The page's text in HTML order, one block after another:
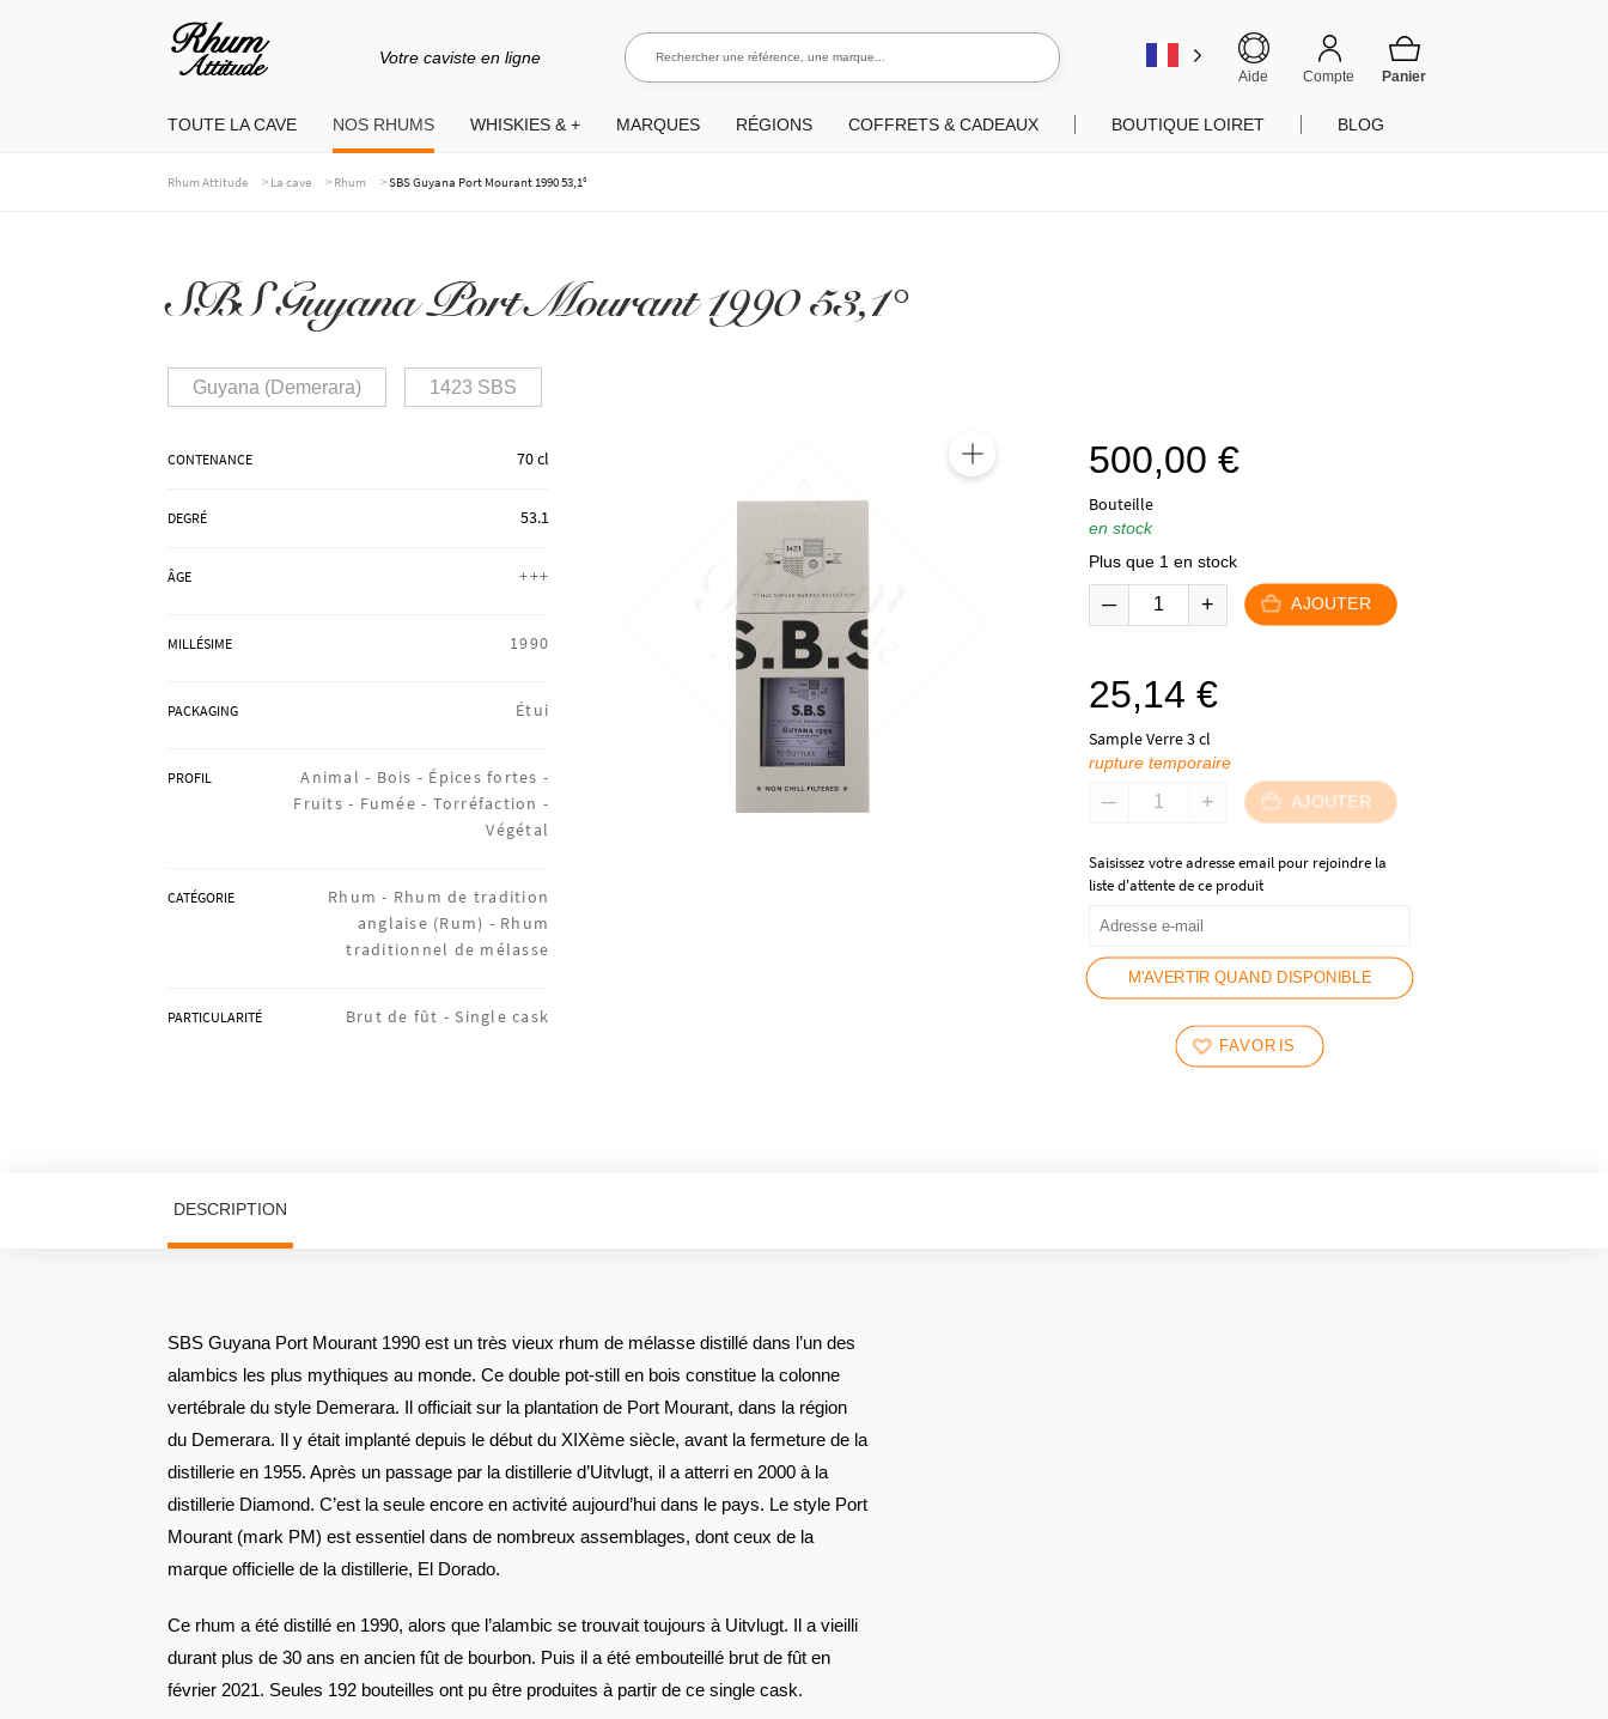
Aller
la
Aller
contenu
Votre caviste en ligne
Aide Compte
Rechercher une référence, une marque...
Rechercher
TOUTE LA CAVE NOS RHUMS WHISKIES & + MARQUES RÉGIONS COFFRETS & CADEAUX BOUTIQUE LOIRET BLOG
Rhum Attitude > La cave > Rhum >SBS Guyana Port Mourant 1990 53,1°
SBS Guyana Port Mourant 1990 53,1°
Guyana (Demerara) 1423 SBS
CONTENANCE 70 cl
DEGRÉ 53.1
ÂGE +++
MILLÉSIME 1990
PACKAGING Étui
PROFIL Animal - Bois - Épices fortes -
Fruits - Fumée - Torréfaction -
Végétal
CATÉGORIE Rhum - Rhum de tradition
anglaise (Rum) - Rhum
traditionnel de mélasse
PARTICULARITÉ Brut de fût - Single cask
500,00 €
Bouteille
en stock
Plus que 1 en stock
AJOUTER
25,14 €
Sample Verre 3 cl
rupture temporaire
AJOUTER
Saisissez votre adresse email pour rejoindre la
liste d'attente de ce produit
M'AVERTIR QUAND DISPONIBLE
FAVORIS
DESCRIPTION
SBS Guyana Port Mourant 1990 est un très vieux rhum de mélasse distillé dans l’un des
alambics les plus mythiques au monde. Ce double pot-still en bois constitue la colonne
vertébrale du style Demerara. Il officiait sur la plantation de Port Mourant, dans la région
du Demerara. Il y était implanté depuis le début du XIXème siècle, avant la fermeture de la
distillerie en 1955. Après un passage par la distillerie d’Uitvlugt, il a atterri en 2000 à la
distillerie Diamond. C’est la seule encore en activité aujourd’hui dans le pays. Le style Port
Mourant (mark PM) est essentiel dans de nombreux assemblages, dont ceux de la
marque officielle de la distillerie, El Dorado.
Ce rhum a été distillé en 1990, alors que l’alambic se trouvait toujours à Uitvlugt. Il a vieilli
durant plus de 30 ans en ancien fût de bourbon. Puis il a été embouteillé brut de fût en
février 2021. Seules 192 bouteilles ont pu être produites à partir de ce single cask.